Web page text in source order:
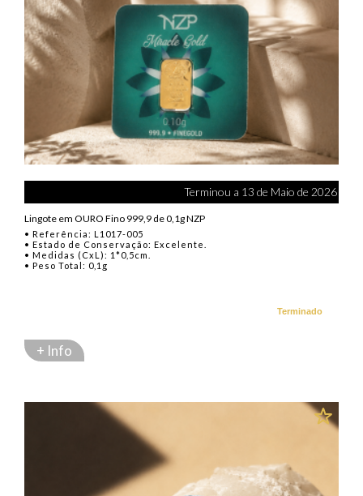
Terminou a 13 de Maio de 2026
Lingote em OURO Fino 999,9 de 0,1g NZP
• Referência: L1017-005
• Estado de Conservação: Excelente.
• Medidas (CxL): 1*0,5cm.
• Peso Total: 0,1g
Terminado
+ Info